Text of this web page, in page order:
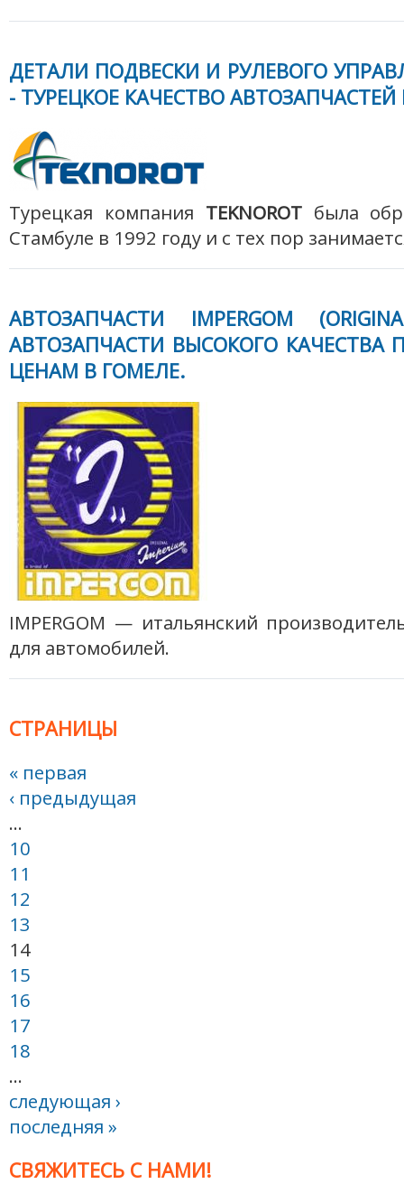
ДЕТАЛИ ПОДВЕСКИ И РУЛЕВОГО
- ТУРЕЦКОЕ КАЧЕСТВО АВТОЗАПЧАСТЕЙ
Турецкая компания TEKNOROTбыла
Стамбуле в 1992 году и с тех пор
АВТОЗАПЧАСТИ IMPERGOM
АВТОЗАПЧАСТИ ВЫСОКОГО
ЦЕНАМ В ГОМЕЛЕ.
IMPERGOM — итальянский
для автомобилей.
СТРАНИЦЫ
« первая
‹ предыдущая
…
10
11
12
13
14
15
16
17
18
…
следующая ›
последняя »
СВЯЖИТЕСЬ С НАМИ!